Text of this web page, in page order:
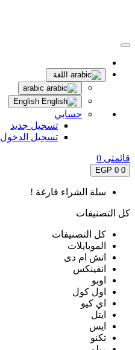
اللغة
حسابي
تسجيل جديد
تسجيل الدخول
قائمتى 0
0
0 EGP
سلة الشراء فارغة !
كل التصنيفات
كل التصنيفات
الموبايلات
اتش ام دى
انفينكس
اوبو
اول كول
اي كيو
ايتل
ايس
تكنو